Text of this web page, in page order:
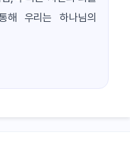
해 우리는 하나님의